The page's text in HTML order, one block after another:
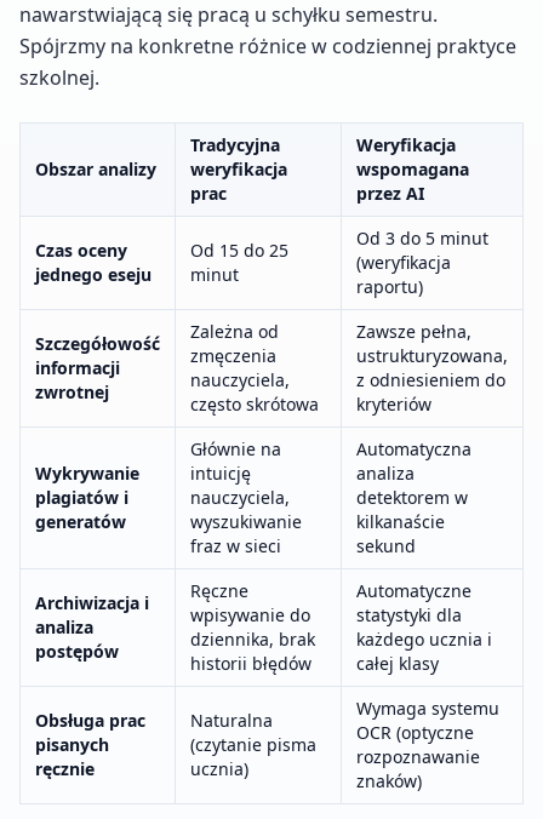
nawarstwiającą się pracą u schyłku semestru.
Spójrzmy na konkretne różnice w codziennej praktyce
szkolnej.
Obszar analizy
Tradycyjna
weryfikacja
prac
Weryfikacja
wspomagana
przez AI
Czas oceny
jednego eseju
Od 15 do 25
minut
Od 3 do 5 minut
(weryfikacja
raportu)
Szczegółowość
informacji
zwrotnej
Zależna od
zmęczenia
nauczyciela,
często skrótowa
Zawsze pełna,
ustrukturyzowana,
z odniesieniem do
kryteriów
Wykrywanie
plagiatów i
generatów
Głównie na
intuicję
nauczyciela,
wyszukiwanie
fraz w sieci
Automatyczna
analiza
detektorem w
kilkanaście
sekund
Archiwizacja i
analiza
postępów
Ręczne
wpisywanie do
dziennika, brak
historii błędów
Automatyczne
statystyki dla
każdego ucznia i
całej klasy
Obsługa prac
pisanych
ręcznie
Naturalna
(czytanie pisma
ucznia)
Wymaga systemu
OCR (optyczne
rozpoznawanie
znaków)